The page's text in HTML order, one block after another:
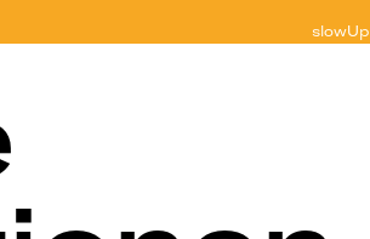
slowUp